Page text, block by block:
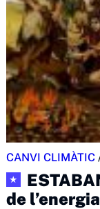
CANVI CLIMÀTIC
★
de l’energia